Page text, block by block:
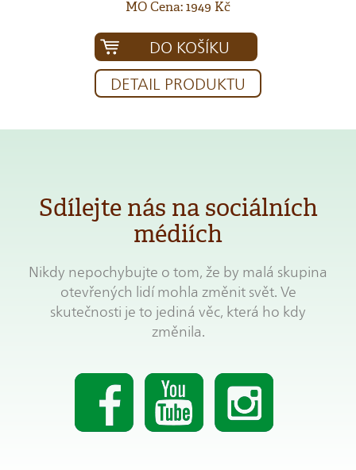
MO Cena: 1949 Kč
DO KOŠÍKU
DETAIL PRODUKTU
Sdílejte nás na sociálních
médiích
Nikdy nepochybujte o tom, že by malá skupina
otevřených lidí mohla změnit svět. Ve
skutečnosti je to jediná věc, která ho kdy
změnila.